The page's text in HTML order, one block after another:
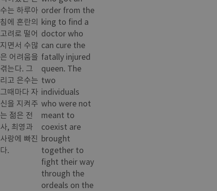
수는 하루아
침에 혼란의
고려로 떨어
지면서 수많
은 어려움을
겪는다. 그
리고 은수는
그때마다 자
신을 지켜주
는 젊은 전
사, 최영과
사랑에 빠진
다.
order from the
king to find a
doctor who
can cure the
fatally injured
queen. The
two
individuals
who were not
meant to
coexist are
brought
together to
fight their way
through the
ordeals on the